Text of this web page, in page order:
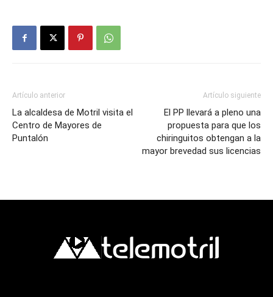
Artículo anterior
La alcaldesa de Motril visita el
Centro de Mayores de
Puntalón
Artículo siguiente
El PP llevará a pleno una
propuesta para que los
chiringuitos obtengan a la
mayor brevedad sus licencias